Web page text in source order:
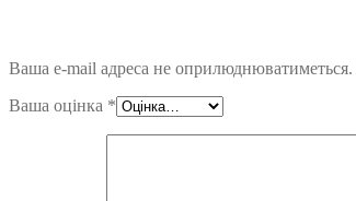
Ваша e-mail адреса не оприлюднюватиметься.
Ваша оцінка *